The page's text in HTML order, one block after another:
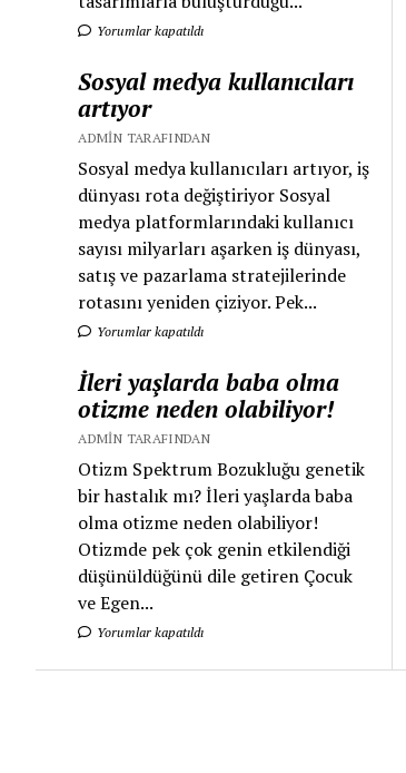
Yorumlar kapatıldı
Sosyal medya kullanıcıları
artıyor
ADMIN TARAFINDAN
Sosyal medya kullanıcıları artıyor, iş
dünyası rota değiştiriyor Sosyal
medya platformlarındaki kullanıcı
sayısı milyarları aşarken iş dünyası,
satış ve pazarlama stratejilerinde
rotasını yeniden çiziyor. Pek...
Yorumlar kapatıldı
İleri yaşlarda baba olma
otizme neden olabiliyor!
ADMIN TARAFINDAN
Otizm Spektrum Bozukluğu genetik
bir hastalık mı? İleri yaşlarda baba
olma otizme neden olabiliyor!
Otizmde pek çok genin etkilendiği
düşünüldüğünü dile getiren Çocuk
ve Egen...
Yorumlar kapatıldı